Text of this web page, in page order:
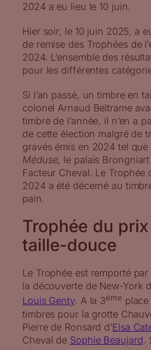
2024 a eu lieu le 10 juin.
Hier soir, le 10 juin 2025, a
de remise des Trophées de
2024. L’ensemble des
pour les différentes
Si l’an passé, un timbre en
colonel Arnaud Beltrame
timbre de l’année, il n’en a
de cette élection malgré de
gravés émis en 2024 tel que
Méduse, le palais
Facteur Cheval. Le Trophée
2024 a été décerné au
pain.
Trophée du
taille-douce
Le Trophée est remporté
la découverte de New-York
Louis Genty. A la 3ème
timbres pour la grotte
Pierre de Ronsard d’Elsa
Cheval de Sophie Beaujard.